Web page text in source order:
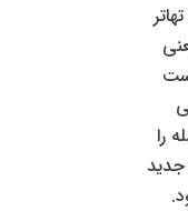
را
جدید